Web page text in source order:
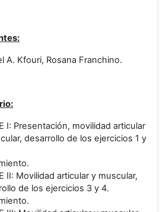
A. Kfouri, Rosana Franchino.
I: Presentación, movilidad articular
desarrollo de los ejercicios 1 y
II: Movilidad articular y muscular,
de los ejercicios 3 y 4.